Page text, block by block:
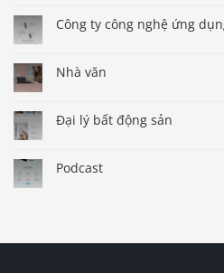
Công ty công nghệ ứng
Nhà văn
Đại lý bất động sản
Podcast